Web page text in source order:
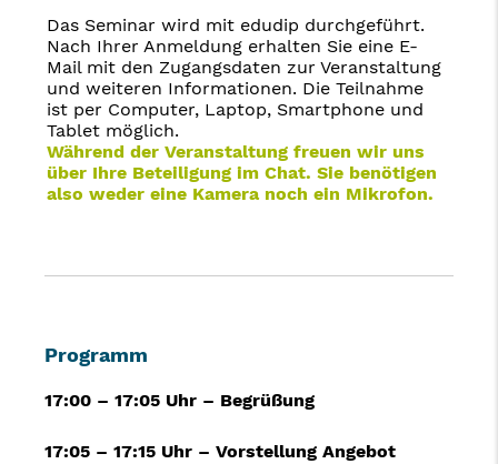
Das Seminar wird mit edudip durchgeführt.
Nach Ihrer Anmeldung erhalten Sie eine E-
Mail mit den Zugangsdaten zur Veranstaltung
und weiteren Informationen. Die Teilnahme
ist per Computer, Laptop, Smartphone und
Tablet möglich.
Während der Veranstaltung freuen wir uns
über Ihre Beteiligung im Chat. Sie benötigen
also weder eine Kamera noch ein Mikrofon.
Programm
17:00 – 17:05 Uhr – Begrüßung
17:05 – 17:15 Uhr – Vorstellung Angebot